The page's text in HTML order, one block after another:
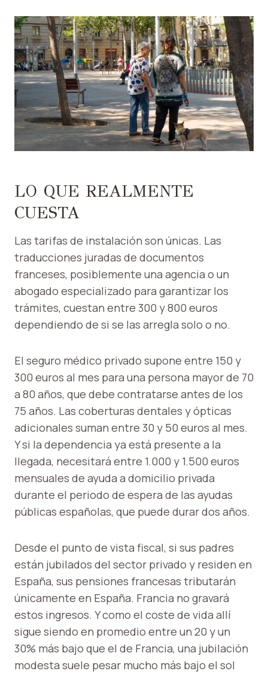
LO QUE REALMENTE
CUESTA
Las tarifas de instalación son únicas. Las
traducciones juradas de documentos
franceses, posiblemente una agencia o un
abogado especializado para garantizar los
trámites, cuestan entre 300 y 800 euros
dependiendo de si se las arregla solo o no.
El seguro médico privado supone entre 150 y
300 euros al mes para una persona mayor de 70
a 80 años, que debe contratarse antes de los
75 años. Las coberturas dentales y ópticas
adicionales suman entre 30 y 50 euros al mes.
Y si la dependencia ya está presente a la
llegada, necesitará entre 1.000 y 1.500 euros
mensuales de ayuda a domicilio privada
durante el periodo de espera de las ayudas
públicas españolas, que puede durar dos años.
Desde el punto de vista fiscal, si sus padres
están jubilados del sector privado y residen en
España, sus pensiones francesas tributarán
únicamente en España. Francia no gravará
estos ingresos. Y como el coste de vida allí
sigue siendo en promedio entre un 20 y un
30% más bajo que el de Francia, una jubilación
modesta suele pesar mucho más bajo el sol